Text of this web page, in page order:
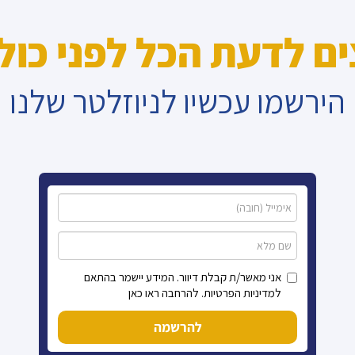
לדעת הכל לפני
הירשמו עכשיו לניוזלטר שלנו
אני מאשר/ת קבלת דיוור. המידע יישמר בהתאם
למדיניות הפרטיות. להרחבה ראו כאן
להרשמה